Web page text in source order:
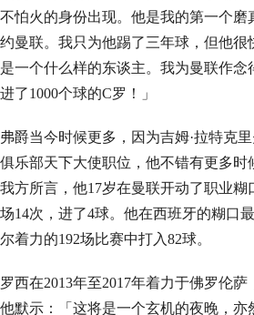
不怕火的身份出现。他是我的第一个磨
约曼联。我只为他踢了三年球，但他很
是一个什么样的东谈主。我为曼联作念
进了1000个球的C罗！」
弗爵当今时候更多，因为吉姆·拉特克
俱乐部天下大使职位，他不错有更多时
我方所言，他17岁在曼联开动了职业糊
场14次，进了4球。他在西班牙的糊口
尔着力的192场比赛中打入82球。
罗西在2013年至2017年着力于佛罗伦萨
他默示：「这将是一个玄机的夜晚，亦